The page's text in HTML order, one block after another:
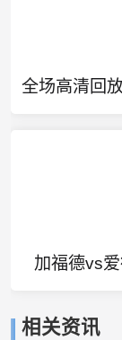
加福德vs
相关资讯